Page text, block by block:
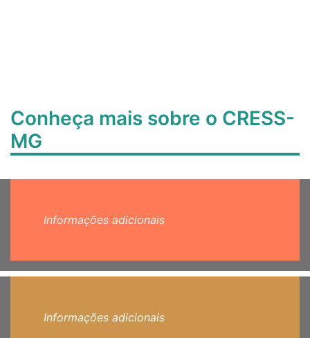
Conheça mais sobre o CRESS-
MG
Informações adicionais
Informações adicionais